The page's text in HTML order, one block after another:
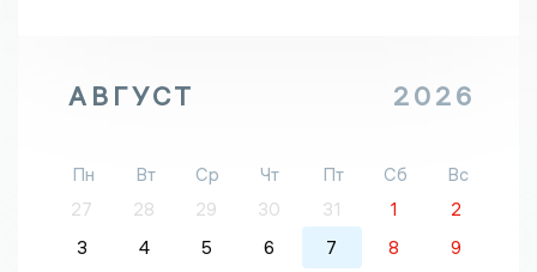
АВГУСТ 2026
Пн Вт Ср Чт Пт Сб
Вс
27
28 29 30 31 1
2
3
4 5 6 7 8
9